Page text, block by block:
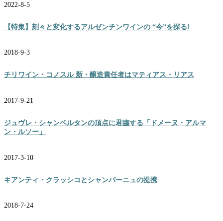
2022-8-5
【特集】刻々と変化するアルゼンチンワインの “今”を探る!
2018-9-3
チリワイン・コノスル 新・醸造責任者はマティアス・リアス
2017-9-21
ジュヴレ・シャンベルタンの頂点に君臨する「ドメーヌ・アルマ
ン・ルソー」
2017-3-10
キアンティ・クラッシコとシャンパーニュの提携
2018-7-24